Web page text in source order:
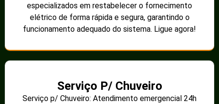
especializados em restabelecer o fornecimento
elétrico de forma rápida e segura, garantindo o
funcionamento adequado do sistema. Ligue agora!
Serviço P/ Chuveiro
Serviço p/ Chuveiro: Atendimento emergencial 24h